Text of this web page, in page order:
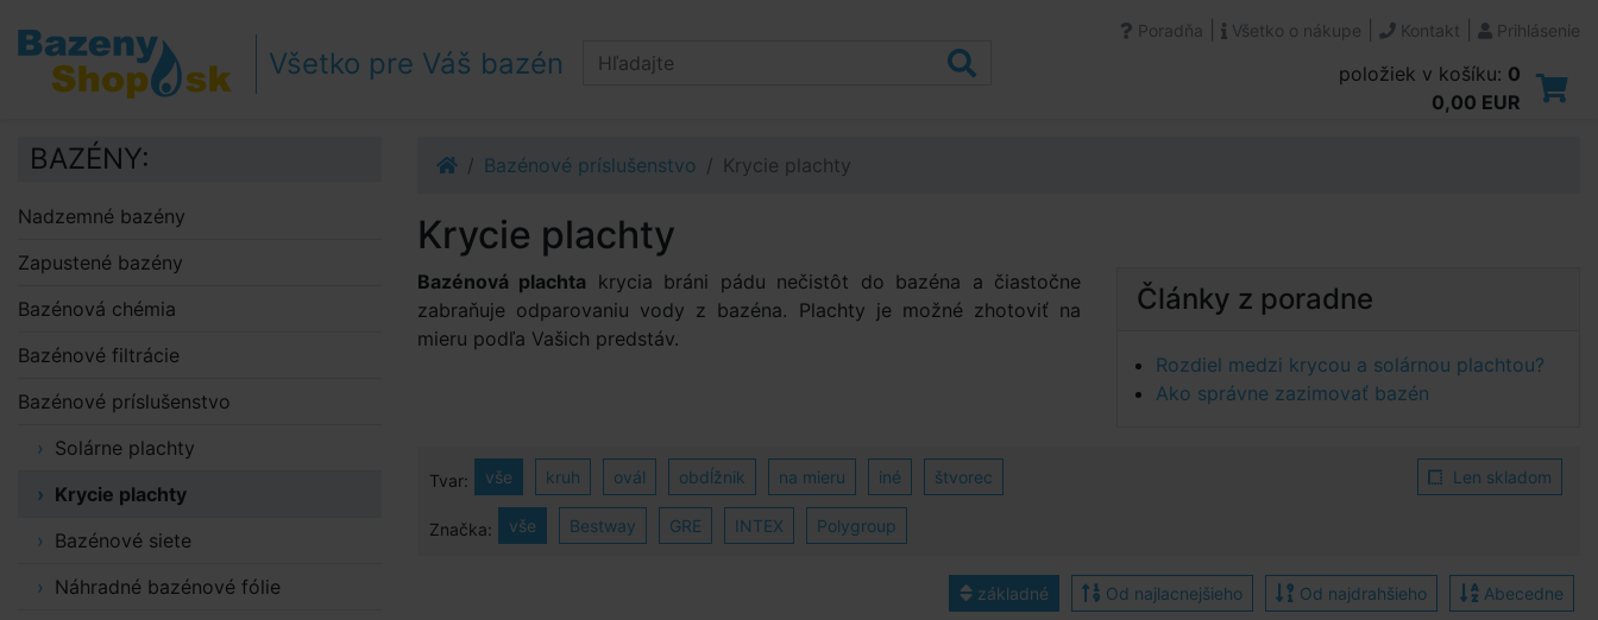
Prejsť na obsah
Prejsť k bočnému stĺpci
Klávesové skratky
Všetko pre Váš bazén
Poradňa Všetko o nákupe Kontakt Prihlásenie
položiek v košíku: 0
0,00 EUR
Bazénové príslušenstvo Krycie plachty
Krycie plachty
Bazénová plachta krycia bráni pádu nečistôt do bazéna a čiastočne
zabraňuje odparovaniu vody z bazéna. Plachty je možné zhotoviť na
mieru podľa Vašich predstáv.
Články z poradne
Rozdiel medzi krycou a solárnou plachtou?
Ako správne zazimovať bazén
Tvar: vše kruh ovál obdĺžnik na mieru iné štvorec Len skladom
Značka: vše Bestway GRE INTEX Polygroup
základné Od najlacnejšieho Od najdrahšieho Abecedne
BAZÉNY:
Nadzemné bazény
Zapustené bazény
Bazénová chémia
Bazénové filtrácie
Bazénové príslušenstvo
Solárne plachty
Krycie plachty
Bazénové siete
Náhradné bazénové fólie